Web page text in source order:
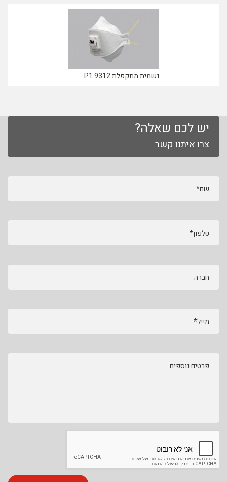
נשמית מתקפלת P1 9312
יש לכם שאלה?
צרו איתנו קשר
שם*
טלפון*
חברה
מייל*
פרטים נוספים